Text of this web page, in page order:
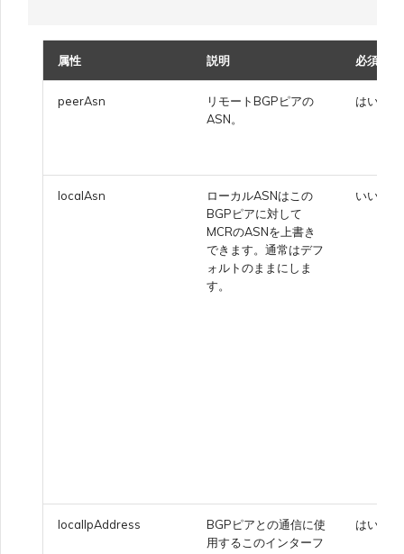
属性 説明 必須
peerAsn
リモートBGPピアの
ASN。
はい
localAsn
ローカルASNはこの
BGPピアに対して
MCRのASNを上書き
できます。通常はデフ
ォルトのままにしま
す。
いいえ
localIpAddress
BGPピアとの通信に使
用するこのインターフ
はい